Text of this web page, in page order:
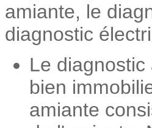
amiante, le
diagnostic
Le
bien
amiante